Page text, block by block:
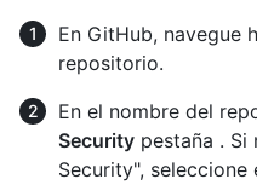
En GitHub, navegue
repositorio.
En el nombre del
Security pestaña . Si
Security", seleccione